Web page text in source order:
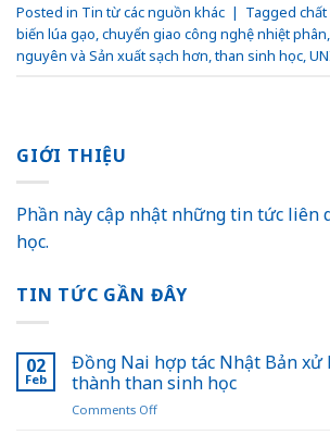
Posted in Tin từ các nguồn khác | Tagged
biến lúa gạo,chuyển giao công nghệ nhiệt phân,
nguyên và Sản xuất sạch hơn,than sinh học,
GIỚI THIỆU
Phần này cập nhật những tin tức liên
học.
TIN TỨC GẦN ĐÂY
02
Feb
Đồng Nai hợp tác Nhật Bản xử
thành than sinh học
Comments Offon